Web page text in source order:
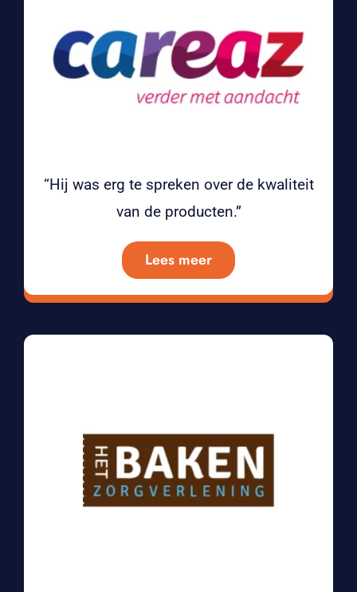
“Hij was erg te spreken over de kwaliteit
van de producten.”
Lees meer